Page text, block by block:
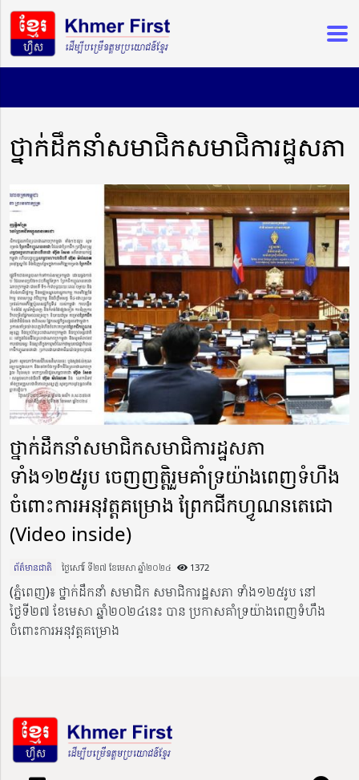
ថ្នាក់ដឹកនាំសមាជិកសមាជិការដ្ឋសភា
ថ្នាក់ដឹកនាំសមាជិកសមាជិការដ្ឋសភា
ទាំង១២៥រូប ចេញញត្តិរួមគាំទ្រយ៉ាងពេញទំហឹង
ចំពោះការអនុវត្តគម្រោង ព្រែកជីកហ្វូណនតេជោ
(Video inside)
ព័ត៌មានជាតិ ថ្ងៃសៅរ៍ ទី២៧ ខែមេសា ឆ្នាំ២០២៤​ 1372
(ភ្នំពេញ)៖ ថ្នាក់ដឹកនាំ សមាជិក សមាជិការដ្ឋសភា ទាំង១២៥រូប នៅ
ថ្ងៃទី២៧ ខែមេសា ឆ្នាំ២០២៤នេះ បាន ប្រកាសគាំទ្រយ៉ាងពេញទំហឹង
ចំពោះការអនុវត្តគម្រោង